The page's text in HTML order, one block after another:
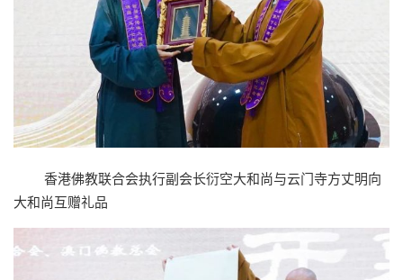
香港佛教联合会执行副会长衍空大和尚与云门寺方丈明向
大和尚互赠礼品